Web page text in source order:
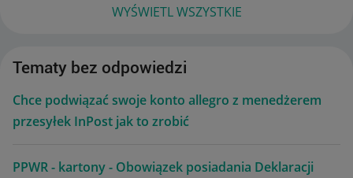
WYŚWIETL WSZYSTKIE
Tematy bez odpowiedzi
Chce podwiązać swoje konto allegro z menedżerem
przesyłek InPost jak to zrobić
PPWR - kartony - Obowiązek posiadania Deklaracji